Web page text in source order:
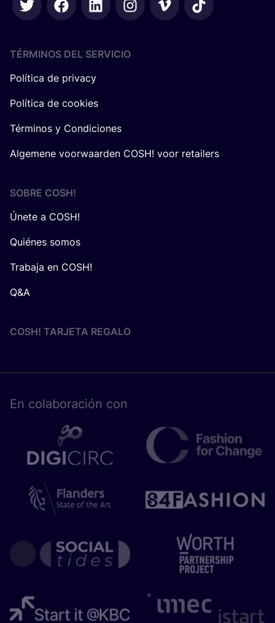
TÉRMINOS DEL SERVICIO
Política de privacy
Política de cookies
Términos y Condiciones
Algemene voorwaarden COSH! voor retailers
SOBRE COSH!
Únete a COSH!
Quiénes somos
Trabaja en COSH!
Q&A
COSH! TARJETA REGALO
En cola­bo­ra­ción con